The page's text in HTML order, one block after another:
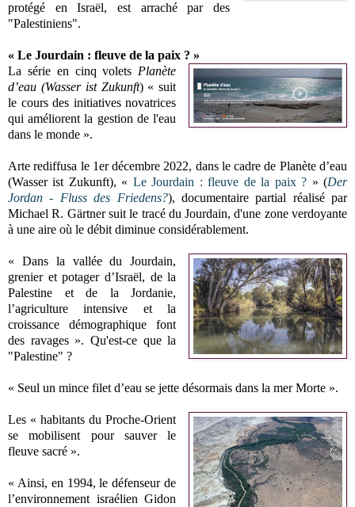
protégé en Israël, est arraché par des
"Palestiniens".
« Le Jourdain : fleuve de la paix ? »
La série en cinq volets Planète
d’eau (Wasser ist Zukunft) « suit
le cours des initiatives novatrices
qui améliorent la gestion de l'eau
dans le monde ».
Arte rediffusa le 1er décembre 2022, dans le cadre de Planète d’eau
(Wasser ist Zukunft), « Le Jourdain : fleuve de la paix ? » (Der
Jordan - Fluss des Friedens?), documentaire partial réalisé par
Michael R. Gärtnersuit le tracé du Jourdain, d'une zone verdoyante
à une aire où le débit diminue considérablement.
« Dans la vallée du Jourdain,
grenier et potager d’Israël, de la
Palestine et de la Jordanie,
l’agriculture intensive et la
croissance démographique font
des ravages ». Qu'est-ce que la
"Palestine" ?
« Seul un mince filet d’eau se jette désormais dans la mer Morte ».
Les « habitants du Proche-Orient
se mobilisent pour sauver le
fleuve sacré ».
« Ainsi, en 1994, le défenseur de
l’environnement israélien Gidon